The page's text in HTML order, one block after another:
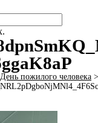
День пожилого человека >